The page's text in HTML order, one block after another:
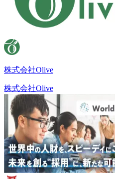
株式会社Olive
株式会社Olive